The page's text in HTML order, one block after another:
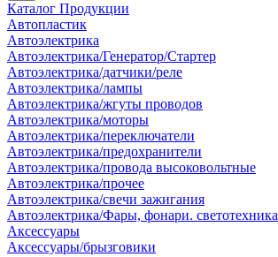
Каталог Продукции
Автопластик
Автоэлектрика
Автоэлектрика/Генератор/Стартер
Автоэлектрика/датчики/реле
Автоэлектрика/лампы
Автоэлектрика/жгуты проводов
Автоэлектрика/моторы
Автоэлектрика/переключатели
Автоэлектрика/предохранители
Автоэлектрика/провода высоковольтные
Автоэлектрика/прочее
Автоэлектрика/свечи зажигания
Автоэлектрика/Фары, фонари. светотехника
Аксессуары
Аксессуары/брызговики